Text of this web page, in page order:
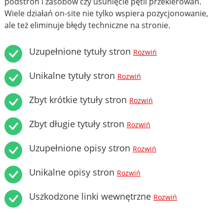
Wiele działań on-site nie tylko wspiera pozycjonowanie,
ale też eliminuje błędy techniczne na stronie.
Uzupełnione tytuły stron Rozwiń
Unikalne tytuły stron Rozwiń
Zbyt krótkie tytuły stron Rozwiń
Zbyt długie tytuły stron Rozwiń
Uzupełnione opisy stron Rozwiń
Unikalne opisy stron Rozwiń
Uszkodzone linki wewnętrzne Rozwiń